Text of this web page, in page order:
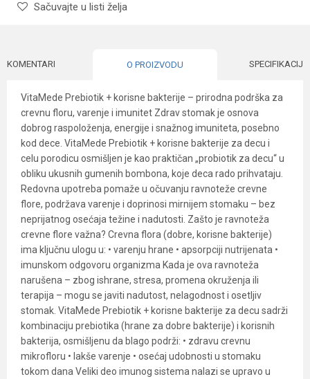
Sačuvajte u listi želja
KOMENTARI O PROIZVODU SPECIFIKACIJA
VitaMede Prebiotik + korisne bakterije – prirodna podrška za
crevnu floru, varenje i imunitet Zdrav stomak je osnova
dobrog raspoloženja, energije i snažnog imuniteta, posebno
kod dece. VitaMede Prebiotik + korisne bakterije za decu i
celu porodicu osmišljen je kao praktičan „probiotik za decu“ u
obliku ukusnih gumenih bombona, koje deca rado prihvataju.
Redovna upotreba pomaže u očuvanju ravnoteže crevne
flore, podržava varenje i doprinosi mirnijem stomaku – bez
neprijatnog osećaja težine i nadutosti. Zašto je ravnoteža
crevne flore važna? Crevna flora (dobre, korisne bakterije)
ima ključnu ulogu u: • varenju hrane • apsorpciji nutrijenata •
imunskom odgovoru organizma Kada je ova ravnoteža
narušena – zbog ishrane, stresa, promena okruženja ili
terapija – mogu se javiti nadutost, nelagodnost i osetljiv
stomak. VitaMede Prebiotik + korisne bakterije za decu sadrži
kombinaciju prebiotika (hrane za dobre bakterije) i korisnih
bakterija, osmišljenu da blago podrži: • zdravu crevnu
mikrofloru • lakše varenje • osećaj udobnosti u stomaku
tokom dana Veliki deo imunog sistema nalazi se upravo u